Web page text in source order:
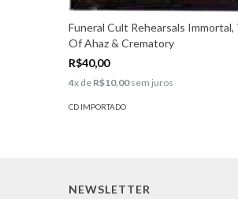
Funeral Cult Rehearsals
Of Ahaz & Crematory
R$40,00
4x de R$10,00sem juros
CD IMPORTADO
NEWSLETTER